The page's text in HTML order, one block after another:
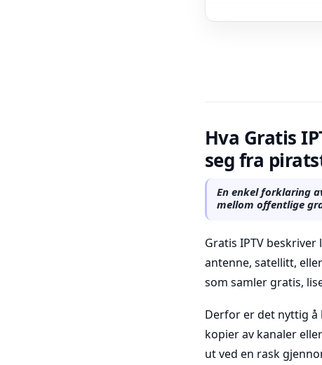
Hva Gratis
seg fra
En enkel forklaring
mellom offentlige
Gratis IPTV
antenne, satellitt,
som samler gratis,
Derfor er det nyttig å
kopier av kanaler
ut ved en rask